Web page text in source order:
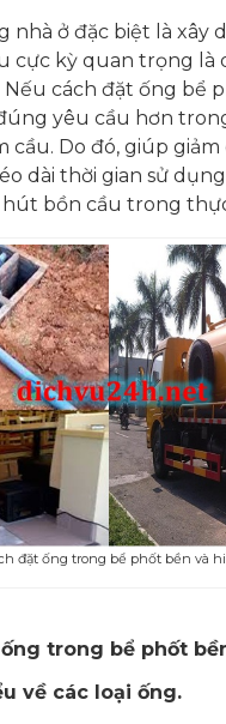
nhà ở đặc biệt là xây
cực kỳ quan trọng là
cách đặt ống bể
yêu cầu hơn
cầu. Do đó, giúp
dài thời gian sử
bồn cầu trong
đặt ống trong bể phốt bền và
trong bể phốt
về các loại ống.